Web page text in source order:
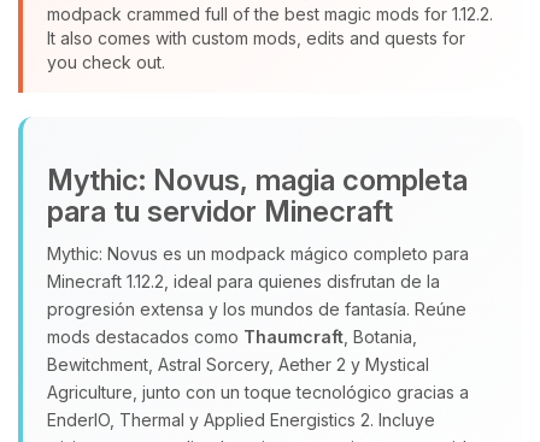
modpack crammed full of the best magic mods for 1.12.2.
It also comes with custom mods, edits and quests for
you check out.
Mythic: Novus, magia completa
para tu servidor Minecraft
Mythic: Novus es un modpack mágico completo para
Minecraft 1.12.2, ideal para quienes disfrutan de la
progresión extensa y los mundos de fantasía. Reúne
mods destacados como Thaumcraft , Botania,
Bewitchment, Astral Sorcery, Aether 2 y Mystical
Agriculture, junto con un toque tecnológico gracias a
EnderIO, Thermal y Applied Energistics 2. Incluye
que necesitas y moveré mis
pequenos circuitos para ayudarte.
06/08/2026 16:36